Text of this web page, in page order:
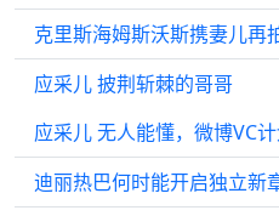
克里斯海姆斯沃斯携妻儿再
应采儿 披荆斩棘的哥哥
应采儿 无人能懂，微博VC
迪丽热巴何时能开启独立新